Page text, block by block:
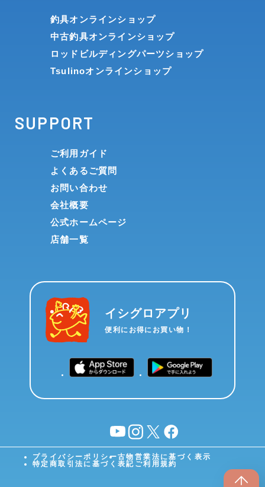
釣具オンラインショップ
中古釣具オンラインショップ
ロッドビルディングパーツショップ
Tsulinoオンラインショップ
SUPPORT
ご利用ガイド
よくあるご質問
お問い合わせ
会社概要
公式ホームページ
店舗一覧
イシグロアプリ
便利にお得にお買い物！
YouTubeinstagram
X facebook
プライバシーポリシー古物営業法に基づく表示
特定商取引法に基づく表記 ご利用規約